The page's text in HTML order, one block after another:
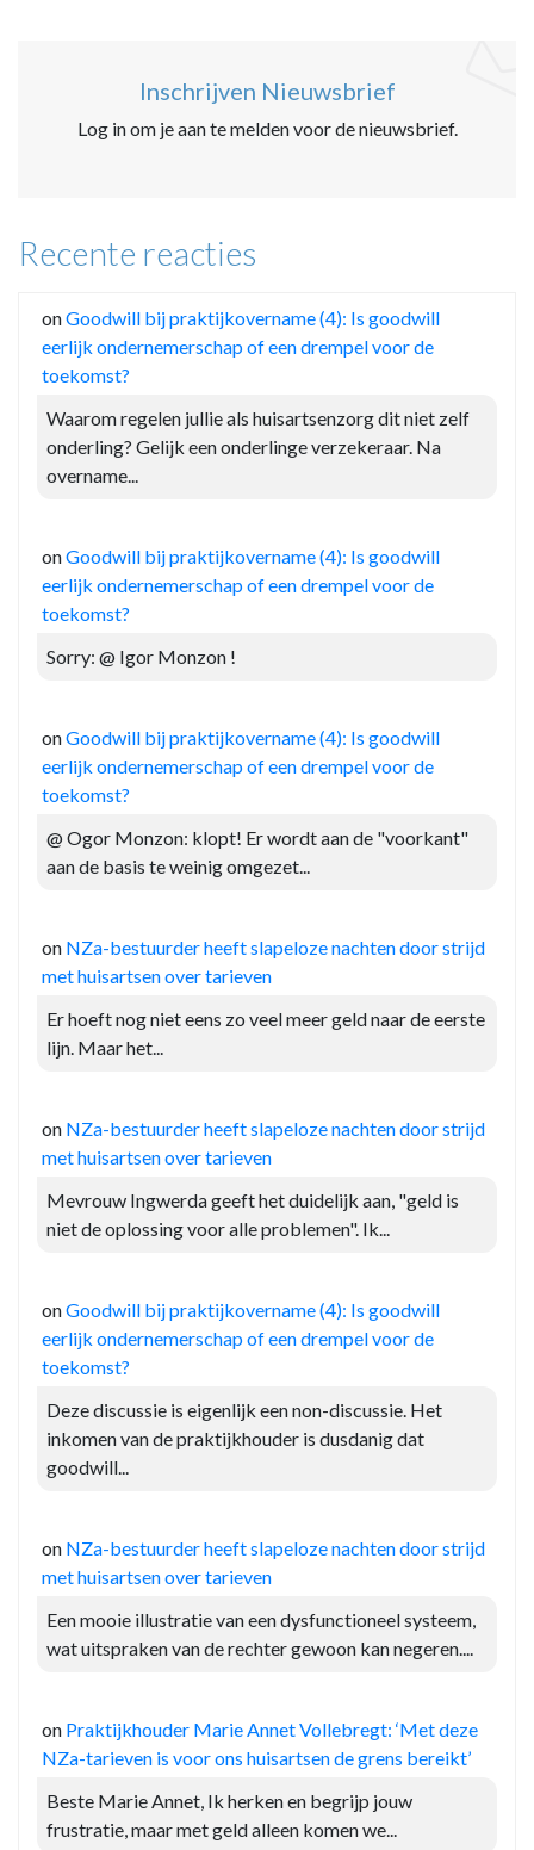
Inschrijven Nieuwsbrief
Log in om je aan te melden voor de nieuwsbrief.
Recente reacties
onGoodwill bij praktijkovername (4): Is goodwill
eerlijk ondernemerschap of een drempel voor de
toekomst?
Waarom regelen jullie als huisartsenzorg dit niet zelf
onderling? Gelijk een onderlinge verzekeraar. Na
overname...
onGoodwill bij praktijkovername (4): Is goodwill
eerlijk ondernemerschap of een drempel voor de
toekomst?
Sorry: @ Igor Monzon !
onGoodwill bij praktijkovername (4): Is goodwill
eerlijk ondernemerschap of een drempel voor de
toekomst?
@ Ogor Monzon: klopt! Er wordt aan de "voorkant"
aan de basis te weinig omgezet...
on NZa-bestuurder heeft slapeloze nachten door strijd
met huisartsen over tarieven
Er hoeft nog niet eens zo veel meer geld naar de eerste
lijn. Maar het...
on NZa-bestuurder heeft slapeloze nachten door strijd
met huisartsen over tarieven
Mevrouw Ingwerda geeft het duidelijk aan, "geld is
niet de oplossing voor alle problemen". Ik...
onGoodwill bij praktijkovername (4): Is goodwill
eerlijk ondernemerschap of een drempel voor de
toekomst?
Deze discussie is eigenlijk een non-discussie. Het
inkomen van de praktijkhouder is dusdanig dat
goodwill...
on NZa-bestuurder heeft slapeloze nachten door strijd
met huisartsen over tarieven
Een mooie illustratie van een dysfunctioneel systeem,
wat uitspraken van de rechter gewoon kan negeren....
on Praktijkhouder Marie Annet Vollebregt: ‘Met deze
NZa-tarieven is voor ons huisartsen de grens bereikt’
Beste Marie Annet, Ik herken en begrijp jouw
frustratie, maar met geld alleen komen we...